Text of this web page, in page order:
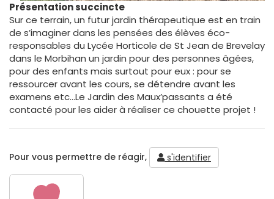
Présentation succincte
Sur ce terrain, un futur jardin thérapeutique est en train
de s’imaginer dans les pensées des élèves éco-
responsables du Lycée Horticole de St Jean de Brevelay
dans le Morbihan un jardin pour des personnes âgées,
pour des enfants mais surtout pour eux : pour se
ressourcer avant les cours, se détendre avant les
examens etc…Le Jardin des Maux’passants a été
contacté pour les aider à réaliser ce chouette projet !
Pour vous permettre de réagir, s'identifier